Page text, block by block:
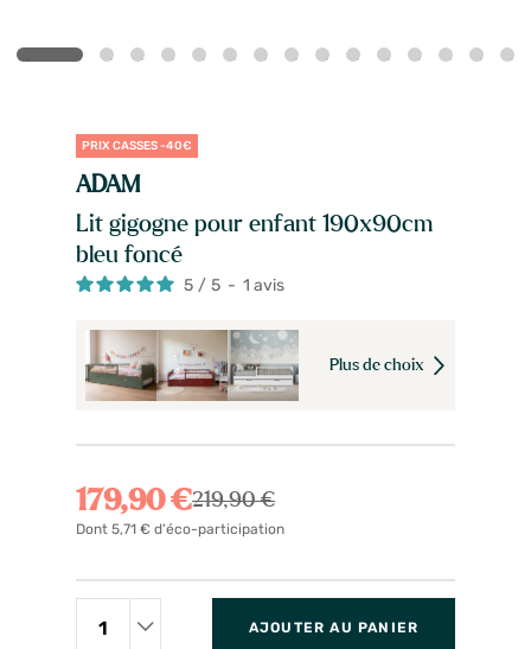
PRIX CASSES -40€
ADAM
Lit gigogne pour enfant 190x90cm
bleu foncé
5 / 5 - 1 avis
Plus de choix
179,90 €219,90 €
Dont 5,71 € d'éco-participation
AJOUTER AU PANIER